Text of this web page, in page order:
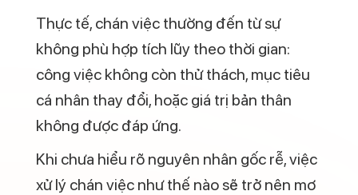
Thực tế, chán việc thường đến từ sự
không phù hợp tích lũy theo thời gian:
công việc không còn thử thách, mục tiêu
cá nhân thay đổi, hoặc giá trị bản thân
không được đáp ứng.
Khi chưa hiểu rõ nguyên nhân gốc rễ, việc
xử lý chán việc như thế nào sẽ trở nên mơ